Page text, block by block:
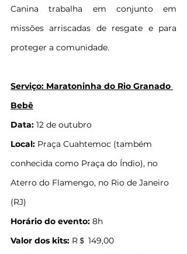
Canina trabalha em conjunto em
missões arriscadas de resgate e para
proteger a comunidade.
Serviço: Maratoninha do Rio Granado
Bebê
Data: 12 de outubro
Local: Praça Cuahtemoc (também
conhecida como Praça do Índio), no
Aterro do Flamengo, no Rio de Janeiro
(RJ)
Horário do evento: 8h
Valor dos kits: R＄ 149,00